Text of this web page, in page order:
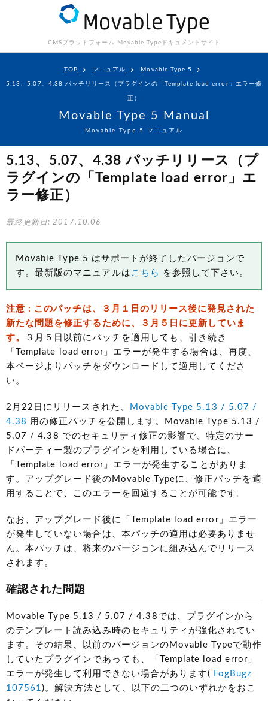
CMSプラットフォーム Movable Type ドキュメントサイト
TOP マニュアル Movable Type 5
5.13、5.07、4.38 パッチリリース（プラグインの「Template load error」エラー修
正）
Movable Type 5 Manual
Movable Type 5 マニュアル
5.13、5.07、4.38 パッチリリース（プ
ラグインの「Template load error」エ
ラー修正）
最終更新日: 2017.10.06
Movable Type 5 はサポートが終了したバージョンで
す。最新版のマニュアルは こちら を参照して下さい。
注意 : このパッチは、３月１日のリリース後に発見された
新たな問題を修正するために、３月５日に更新していま
す。
３月５日以前にパッチを適用しても、引き続き
「Template load error」エラーが発生する場合は、再度、
本ページよりパッチをダウンロードして適用してくださ
い。
2月22日にリリースされた、
Movable Type 5.13 / 5.07 /
4.38 用の修正パッチを公開します。Movable Type 5.13 /
5.07 / 4.38 でのセキュリティ修正の影響で、特定のサー
ドパーティー製のプラグインを利用している場合に、
「Template load error」エラーが発生することがありま
す。アップグレード後のMovable Typeに、修正パッチを適
用することで、このエラーを回避することが可能です。
なお、アップグレード後に「Template load error」エラー
が発生していない場合は、本パッチの適用は必要ありませ
ん。本パッチは、将来のバージョンに組み込んでリリース
されます。
確認された問題
Movable Type 5.13 / 5.07 / 4.38では、プラグインから
のテンプレート読み込み時のセキュリティが強化されてい
ます。その結果、以前のバージョンのMovable Typeで動作
していたプラグインであっても、「Template load error」
エラーが発生して利用できない場合があります( FogBugz
107561 )。解決方法として、以下の二つのいずれかをおこ